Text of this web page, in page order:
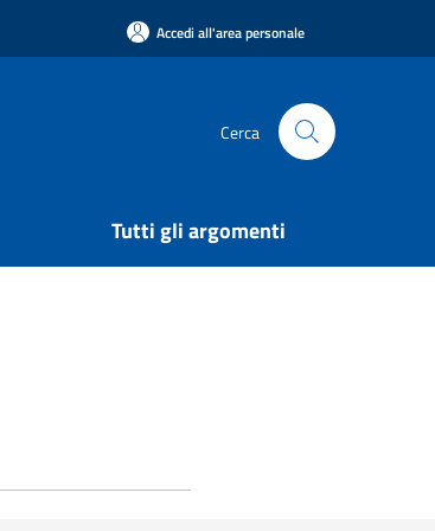
Accedi all'area personale
Cerca
Tutti gli argomenti